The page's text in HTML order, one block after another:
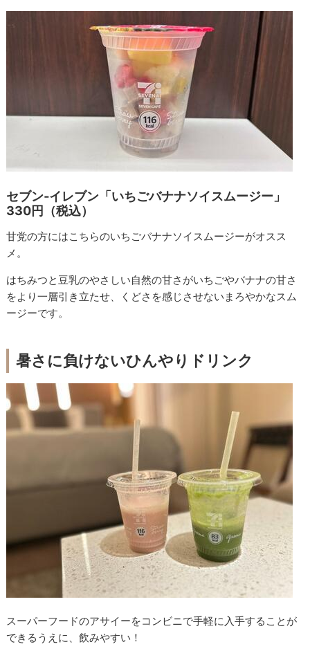
セブン‐イレブン「いちごバナナソイスムージー」
330円（税込）
甘党の方にはこちらのいちごバナナソイスムージーがオスス
メ。
はちみつと豆乳のやさしい自然の甘さがいちごやバナナの甘さ
をより一層引き立たせ、くどさを感じさせないまろやかなスム
ージーです。
暑さに負けないひんやりドリンク
スーパーフードのアサイーをコンビニで手軽に入手することが
できるうえに、飲みやすい！